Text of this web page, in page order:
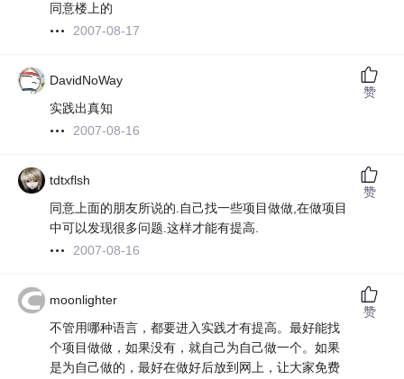
同意楼上的
2007-08-17
DavidNoWay
实践出真知
2007-08-16
赞
tdtxflsh
同意上面的朋友所说的.自己找一些项目做做,在做项目
中可以发现很多问题.这样才能有提高.
2007-08-16
赞
moonlighter
不管用哪种语言，都要进入实践才有提高。最好能找
个项目做做，如果没有，就自己为自己做一个。如果
是为自己做的，最好在做好后放到网上，让大家免费
赞